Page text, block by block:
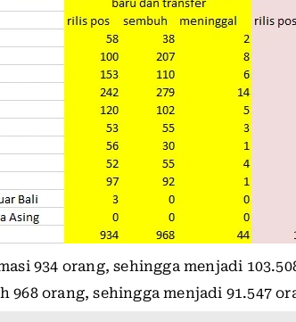
934 orang, sehingga menjadi
968 orang, sehingga menjadi 91.547